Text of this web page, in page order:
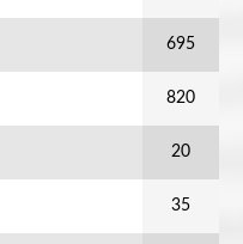
695
820
20
35